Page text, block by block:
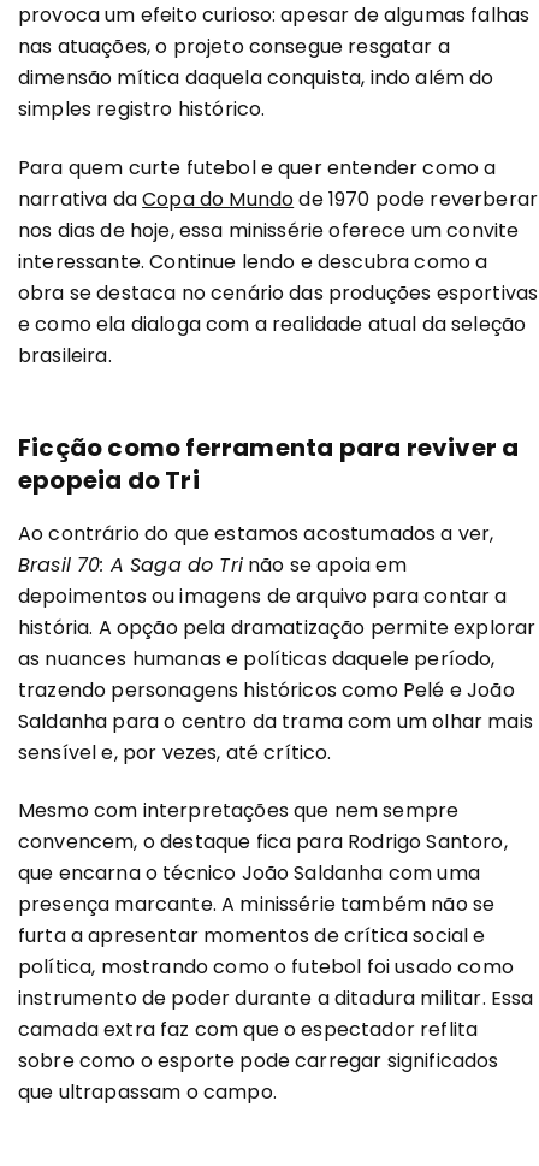
provoca um efeito curioso: apesar de algumas falhas
nas atuações, o projeto consegue resgatar a
dimensão mítica daquela conquista, indo além do
simples registro histórico.
Para quem curte futebol e quer entender como a
narrativa daCopa do Mundode 1970 pode reverberar
nos dias de hoje, essa minissérie oferece um convite
interessante. Continue lendo e descubra como a
obra se destaca no cenário das produções esportivas
e como ela dialoga com a realidade atual da seleção
brasileira.
Ficção como ferramenta para reviver a
epopeia do Tri
Ao contrário do que estamos acostumados a ver,
Brasil 70: A Saga do Trinão se apoia em
depoimentos ou imagens de arquivo para contar a
história. A opção pela dramatização permite explorar
as nuances humanas e políticas daquele período,
trazendo personagens históricos como Pelé e João
Saldanha para o centro da trama com um olhar mais
sensível e, por vezes, até crítico.
Mesmo com interpretações que nem sempre
convencem, o destaque fica para Rodrigo Santoro,
que encarna o técnico João Saldanha com uma
presença marcante. A minissérie também não se
furta a apresentar momentos de crítica social e
política, mostrando como o futebol foi usado como
instrumento de poder durante a ditadura militar. Essa
camada extra faz com que o espectador reflita
sobre como o esporte pode carregar significados
que ultrapassam o campo.